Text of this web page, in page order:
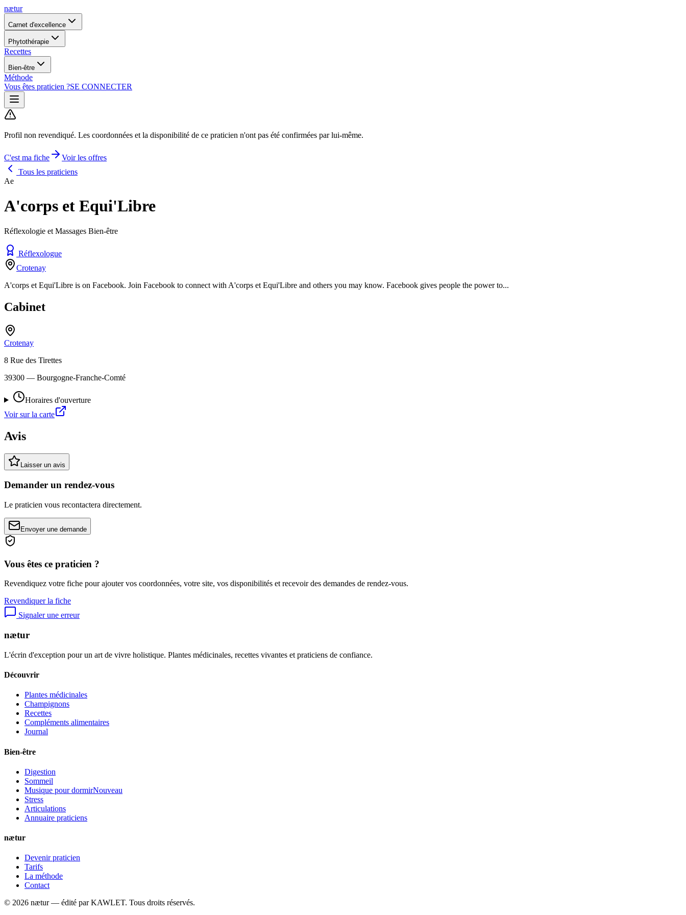
nætur
Carnet d'excellence
Phytothérapie
Recettes
Bien-être
Méthode
Vous êtes praticien ?SE CONNECTER
Profil non revendiqué. Les coordonnées et la disponibilité de ce praticien n'ont pas été confirmées par lui-même.
C'est ma fiche
Voir les offres
Tous les praticiens
Ae
A'corps et Equi'Libre
Réflexologie et Massages Bien-être
Réflexologue
Crotenay
A'corps et Equi'Libre is on Facebook. Join Facebook to connect with A'corps et Equi'Libre and others you may know. Facebook gives people the power to...
Cabinet
Crotenay
8 Rue des Tirettes
39300 — Bourgogne-Franche-Comté
Horaires d'ouverture
Voir sur la carte
Avis
Laisser un avis
Demander un rendez-vous
Le praticien vous recontactera directement.
Envoyer une demande
Vous êtes ce praticien ?
Revendiquez votre fiche pour ajouter vos coordonnées, votre site, vos disponibilités et recevoir des demandes de rendez-vous.
Revendiquer la fiche
Signaler une erreur
nætur
L'écrin d'exception pour un art de vivre holistique. Plantes médicinales, recettes vivantes et praticiens de confiance.
Découvrir
Plantes médicinales
Champignons
Recettes
Compléments alimentaires
Journal
Bien-être
Digestion
Sommeil
Musique pour dormirNouveau
Stress
Articulations
Annuaire praticiens
nætur
Devenir praticien
Tarifs
La méthode
Contact
© 2026 nætur — édité par KAWLET. Tous droits réservés.